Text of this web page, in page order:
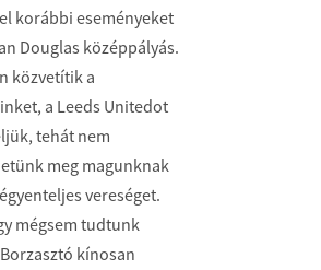
korábbi eseményeket
Douglas középpályás.
közvetítik a
a Leeds Unitedot
tehát nem
meg magunknak
vereséget.
mégsem tudtunk
kínosan